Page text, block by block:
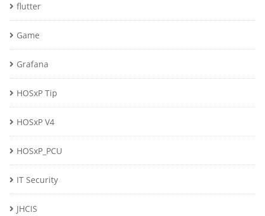
flutter
Game
Grafana
HOSxP Tip
HOSxP V4
HOSxP_PCU
IT Security
JHCIS